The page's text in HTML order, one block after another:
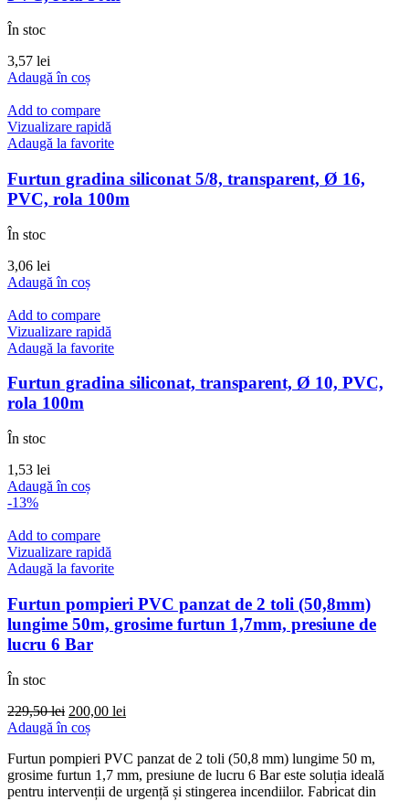
În stoc
3,57 lei
Adaugă în coș
Add to compare
Vizualizare rapidă
Adaugă la favorite
Furtun gradina siliconat 5/8, transparent, Ø 16,
PVC, rola 100m
În stoc
3,06 lei
Adaugă în coș
Add to compare
Vizualizare rapidă
Adaugă la favorite
Furtun gradina siliconat, transparent, Ø 10, PVC,
rola 100m
În stoc
1,53 lei
Adaugă în coș
-13%
Add to compare
Vizualizare rapidă
Adaugă la favorite
Furtun pompieri PVC panzat de 2 toli (50,8mm)
lungime 50m, grosime furtun 1,7mm, presiune de
lucru 6 Bar
În stoc
229,50lei Prețul
inițial
fost:
229,50 lei.
200,00 lei
200,00 lei.
Adaugă în coș
Furtun pompieri PVC panzat de 2 toli (50,8 mm) lungime 50 m,
grosime furtun 1,7 mm, presiune de lucru 6 Bar este soluția ideală
pentru intervenții de urgență și stingerea incendiilor. Fabricat din